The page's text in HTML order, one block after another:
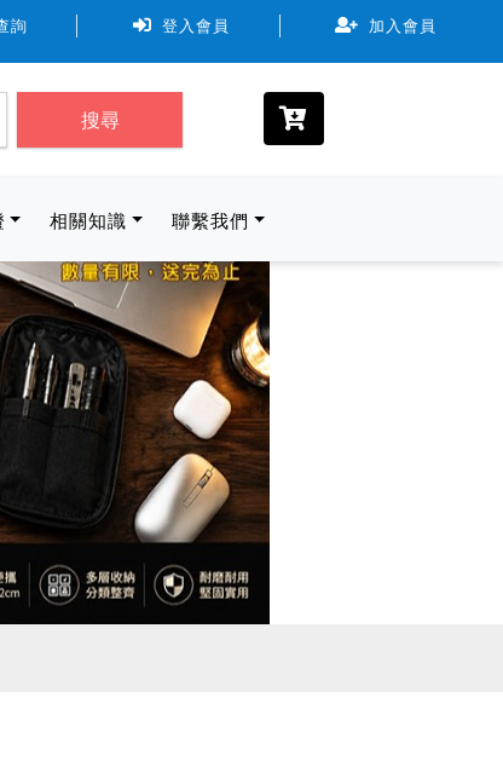
使用7-11、全家、萊爾富。取貨物流規範尺寸最長邊
詢 登入會員 加入會員
搜尋
相關知識 聯繫我們